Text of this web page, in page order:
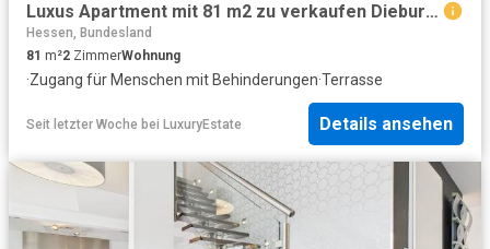
Luxus Apartment mit 81 m2 zu verkaufen Dieburger Straße, 12D, Frankfurt am Main, Regierungsbezirk Darmstadt, Hessen
Hessen, Bundesland
81 m²2 ZimmerWohnung
·Zugang für Menschen mit Behinderungen·Terrasse
Seit letzter Woche bei LuxuryEstate Details ansehen